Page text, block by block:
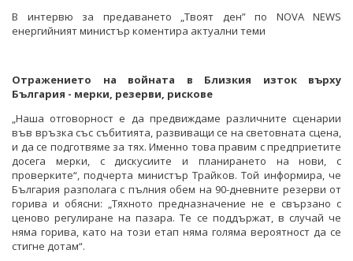
В интервю за предаването „Твоят ден” по NOVA NEWS
енергийният министър коментира актуални теми
Отражението на войната в Близкия изток върху
България - мерки, резерви, рискове
„Наша отговорност е да предвиждаме различните сценарии
във връзка със събитията, развиващи се на световната сцена,
и да се подготвяме за тях. Именно това правим с предприетите
досега мерки, с дискусиите и планирането на нови, с
проверките“, подчерта министър Трайков. Той информира, че
България разполага с пълния обем на 90-дневните резерви от
горива и обясни: „Тяхното предназначение не е свързано с
ценово регулиране на пазара. Те се поддържат, в случай че
няма горива, като на този етап няма голяма вероятност да се
стигне дотам“.